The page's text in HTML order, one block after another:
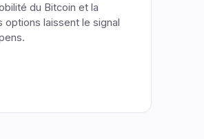
du Bitcoin et la
options laissent le signal